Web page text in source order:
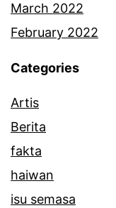
March 2022
February 2022
Categories
Artis
Berita
fakta
haiwan
isu semasa